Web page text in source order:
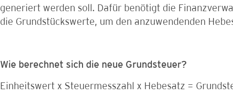
generiert werden soll. Dafür benötigt die
die Grundstückswerte, um den anzuwendenden
Wie berechnet sich die neue Grundsteuer?
Einheitswert x Steuermesszahl x Hebesatz =